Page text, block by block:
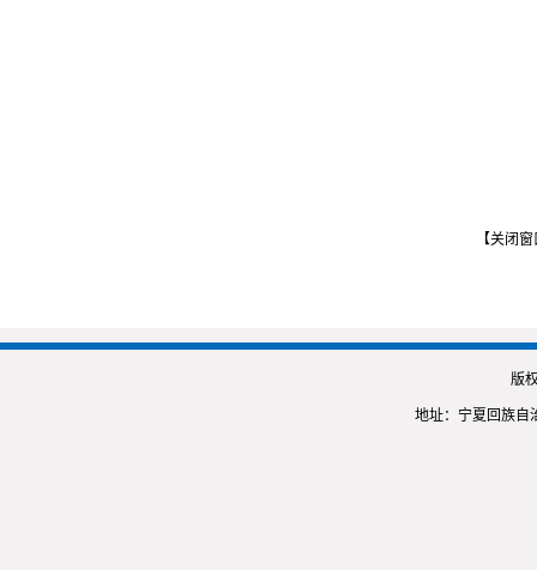
【关闭
版
地址：宁夏回族自